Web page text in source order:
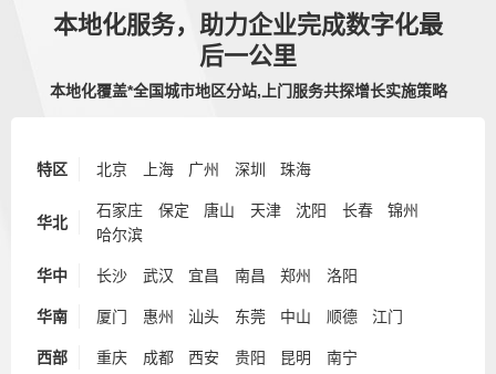
本地化服务，助力企业完成数字化最
后一公里
本地化覆盖*全国城市地区分站,上门服务共探增长实施策略
特区 北京 上海 广州 深圳 珠海
华北
石家庄 保定 唐山 天津 沈阳 长春
锦州
哈尔滨
华中 长沙 武汉 宜昌 南昌 郑州 洛阳
华南 厦门 惠州 汕头 东莞 中山 顺德 江门
西部 重庆 成都 西安 贵阳 昆明 南宁